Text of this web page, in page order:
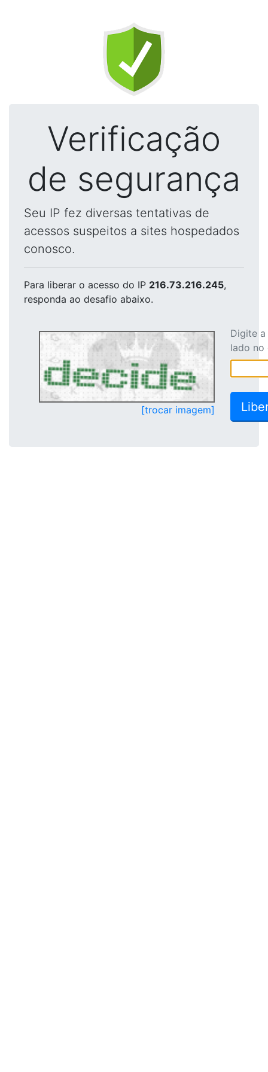
Verificação
de segurança
Seu IP fez diversas tentativas de
acessos suspeitos a sites hospedados
conosco.
Para liberar o acesso do IP 216.73.216.245,
responda ao desafio abaixo.
[trocar imagem]
Digite
lado no